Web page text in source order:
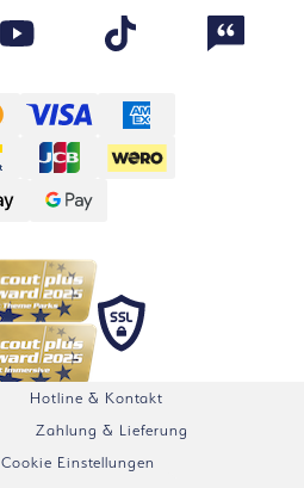
Hotline & Kontakt
Zahlung & Lieferung
Cookie Einstellungen